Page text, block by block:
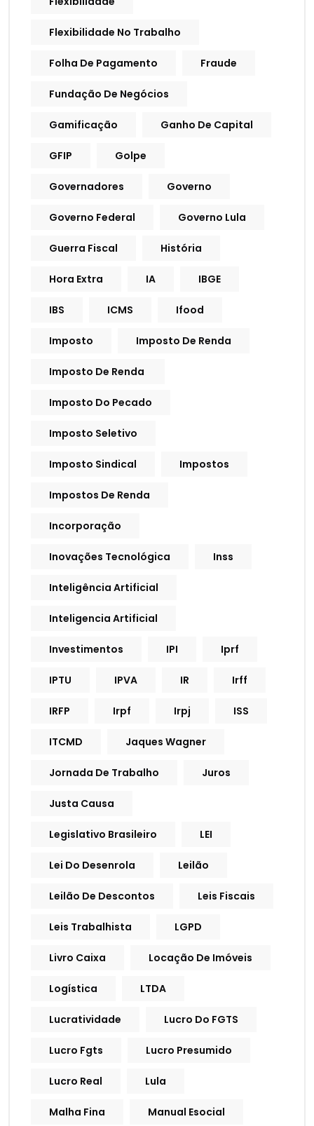
Flexibilidade No Trabalho
Folha De Pagamento Fraude
Fundação De Negócios
Gamificação Ganho De Capital
GFIP Golpe
Governadores Governo
Governo Federal Governo Lula
Guerra Fiscal História
Hora Extra IA IBGE
IBS ICMS Ifood
Imposto Imposto De Renda
Imposto De Renda
Imposto Do Pecado
Imposto Seletivo
Imposto Sindical Impostos
Impostos De Renda
Incorporação
Inovações Tecnológica Inss
Inteligência Artificial
Inteligencia Artificial
Investimentos IPI Iprf
IPTU IPVA IR Irff
IRFP Irpf Irpj ISS
ITCMD Jaques Wagner
Jornada De Trabalho Juros
Justa Causa
Legislativo Brasileiro LEI
Lei Do Desenrola Leilão
Leilão De Descontos Leis Fiscais
Leis Trabalhista LGPD
Livro Caixa Locação De Imóveis
Logística LTDA
Lucratividade Lucro Do FGTS
Lucro Fgts Lucro Presumido
Lucro Real Lula
Malha Fina Manual Esocial